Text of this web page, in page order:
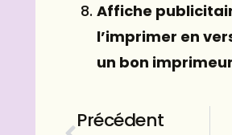
Affiche
l’imprimer en
un bon
Précédent